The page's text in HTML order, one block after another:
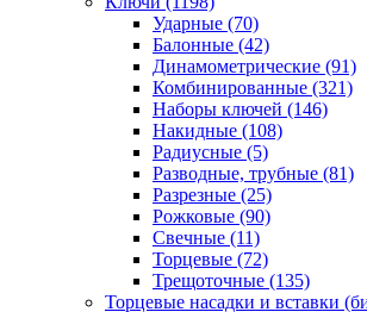
Ударные (70)
Балонные (42)
Динамометрические (91)
Комбинированные (321)
Наборы ключей (146)
Накидные (108)
Радиусные (5)
Разводные, трубные (81)
Разрезные (25)
Рожковые (90)
Свечные (11)
Торцевые (72)
Трещоточные (135)
Торцевые насадки и вставки